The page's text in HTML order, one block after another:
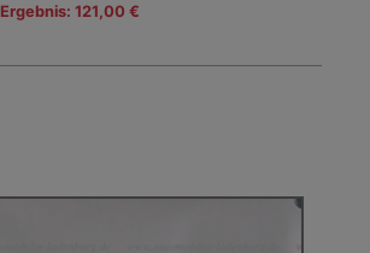
Ergebnis: 121,00 €